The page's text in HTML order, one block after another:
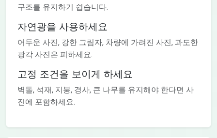
구조를 유지하기 쉽습니다.
자연광을 사용하세요
어두운 사진, 강한 그림자, 차량에 가려진 사진, 과도한
광각 사진은 피하세요.
고정 조건을 보이게 하세요
벽돌, 석재, 지붕, 경사, 큰 나무를 유지해야 한다면 사
진에 포함하세요.